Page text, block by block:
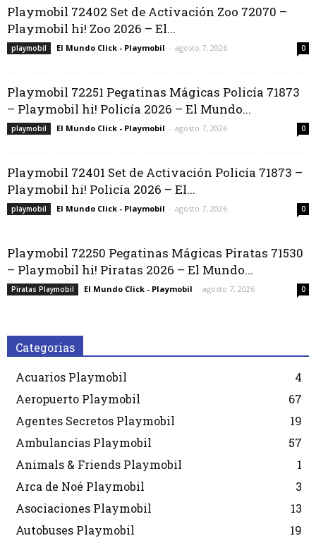
Playmobil 72402 Set de Activación Zoo 72070 –
Playmobil hi! Zoo 2026 – El...
playmobil El Mundo Click - Playmobil - agosto 7, 2026 0
Playmobil 72251 Pegatinas Mágicas Policía 71873
– Playmobil hi! Policía 2026 – El Mundo...
playmobil El Mundo Click - Playmobil - agosto 7, 2026 0
Playmobil 72401 Set de Activación Policía 71873 –
Playmobil hi! Policía 2026 – El...
playmobil El Mundo Click - Playmobil - agosto 7, 2026 0
Playmobil 72250 Pegatinas Mágicas Piratas 71530
– Playmobil hi! Piratas 2026 – El Mundo...
Piratas Playmobil El Mundo Click - Playmobil - agosto 7, 2026 0
Categorias
Acuarios Playmobil
4
Aeropuerto Playmobil
67
Agentes Secretos Playmobil
19
Ambulancias Playmobil
57
Animals & Friends Playmobil
1
Arca de Noé Playmobil
3
Asociaciones Playmobil
13
Autobuses Playmobil
19